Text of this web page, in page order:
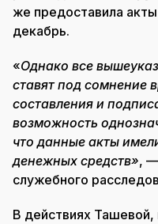
же предоставила
декабрь.
«Однако все
ставят под сомнение
составления и
возможность
что данные акты
денежных средств», —
служебного
В действиях